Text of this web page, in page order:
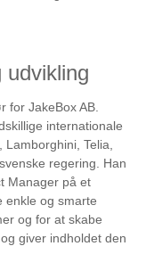
udvikling
for JakeBox AB.
internationale
Telia,
regering. Han
Manager på et
enkle og smarte
og for at skabe
giver indholdet den